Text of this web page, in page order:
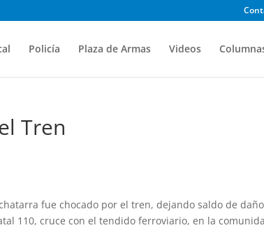
Policía Plaza de Armas Videos
Tren
fue chocado por el tren, dejando saldo de
110, cruce con el tendido ferroviario, en la